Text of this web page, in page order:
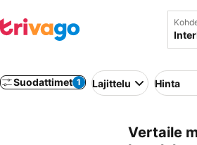
Suodattimet 1 Lajittelu Hinta
Vertaile